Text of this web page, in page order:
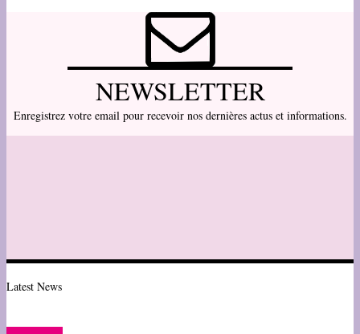
NEWSLETTER
Enregistrez votre email pour recevoir nos dernières actus et informations.
Latest News